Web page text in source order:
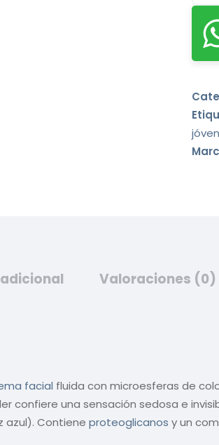
Valoraciones (0)
facial fluida con microesferas de
confiere una sensación sedosa e
azul). Contiene proteoglicanos y un